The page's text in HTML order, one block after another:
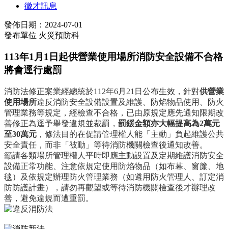
徵才訊息
發佈日期：2024-07-01
發布單位 火災預防科
113年1月1日起供營業使用場所消防安全設備不合格
將會逕行處罰
消防法修正案業經總統於112年6月 21 日公布生效，針對供營業
使用場所違反消防安全設備設置及維護、防焰物品使用、防火
管理業務等規定，經檢查不合格，已由原規定應先通知限期改
善修正為逕予舉發違規並裁罰， 罰鍰金額亦大幅提高為2萬元
至30萬元 ，修法目的在促請管理權人能「主動」負起維護公共
安全責任，而非「被動」等待消防機關檢查後通知改善。
籲請各類場所管理權人平時即應主動設置及定期維護消防安全
設備正常功能、注意依規定使用防焰物品（如布幕、窗簾、地
毯）及依規定辦理防火管理業務（如遴用防火管理人、訂定消
防防護計畫），請勿再觀望或等待消防機關檢查後才辦理改
善，避免違規而遭重罰。